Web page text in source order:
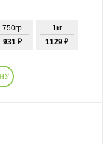
750гр
931 ₽
1кг
1129 ₽